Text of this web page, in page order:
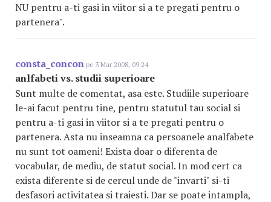
NU pentru a-ti gasi in viitor si a te pregati pentru o
partenera".
consta_concon pe 3 Mar 2008, 09:24
anlfabeti vs. studii superioare
Sunt multe de comentat, asa este. Studiile superioare
le-ai facut pentru tine, pentru statutul tau social si
pentru a-ti gasi in viitor si a te pregati pentru o
partenera. Asta nu inseamna ca persoanele analfabete
nu sunt tot oameni! Exista doar o diferenta de
vocabular, de mediu, de statut social. In mod cert ca
exista diferente si de cercul unde de "invarti" si-ti
desfasori activitatea si traiesti. Dar se poate intampla,